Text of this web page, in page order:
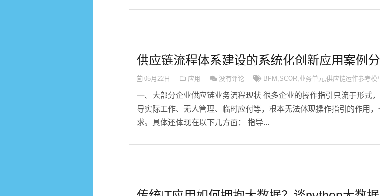
供应链流程体系建设的系统化创新应用案例
05月22日 应用 没有评论 BPM ,SCOR,业务单元,供应链运作参考模
一、大部分企业供应链业务流程现状 很多企业的操作指引只流于形式
导实际工作、无人管理、临时应付等，根本无法体现操作指引的作用
求。具体还体现在以下几方面： 指导...